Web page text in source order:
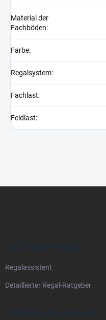
Material der
Fachböden:
Farbe:
Regalsystem:
Fachlast:
Feldlast:
ALLES ÜBER REGALE
Regalassistent
Detaillierter Regal-Ratgeber
VERSAND UND ZAHLUNG